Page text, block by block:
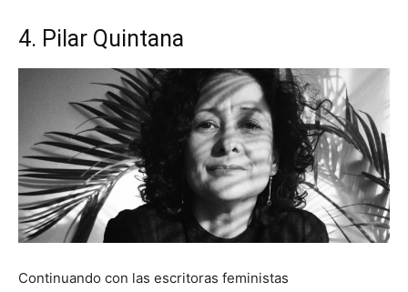
4. Pilar Quintana
Continuando con las escritoras feministas